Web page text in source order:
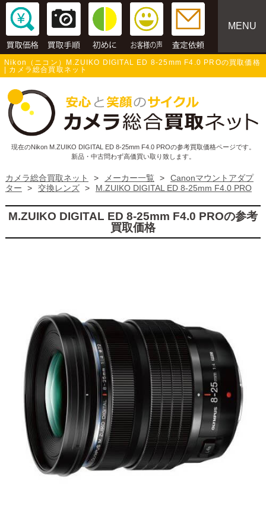
MENU
Nikon（ニコン）M.ZUIKO DIGITAL ED 8-25mm F4.0 PROの買取価格
| カメラ総合買取ネット
現在のNikon M.ZUIKO DIGITAL ED 8-25mm F4.0 PROの参考買取価格ページです。
新品・中古問わず高価買い取り致します。
カメラ総合買取ネット > メーカー一覧 >
Canonマウントアダプ
ター
> 交換レンズ > M.ZUIKO DIGITAL ED 8-25mm F4.0 PRO
M.ZUIKO DIGITAL ED 8-25mm F4.0 PROの参考
買取価格